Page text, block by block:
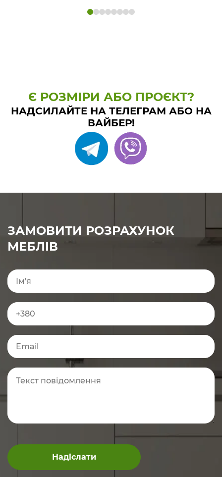
Є РОЗМІРИ АБО ПРОЄКТ?
НАДСИЛАЙТЕ НА ТЕЛЕГРАМ АБО НА
ВАЙБЕР!
ЗАМОВИТИ РОЗРАХУНОК
МЕБЛІВ